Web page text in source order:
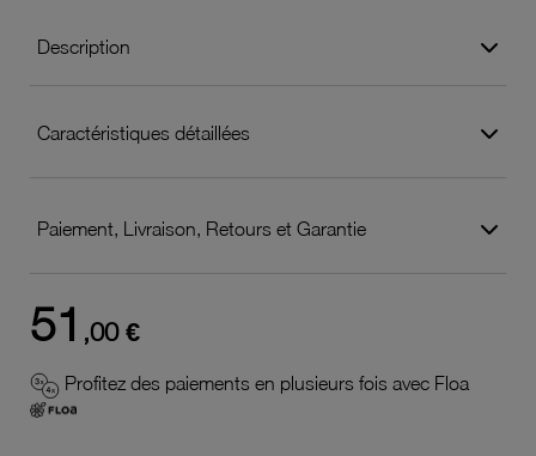
Description
Caractéristiques détaillées
Paiement, Livraison, Retours et Garantie
51 ,00 €
Profitez des paiements en plusieurs fois avec Floa